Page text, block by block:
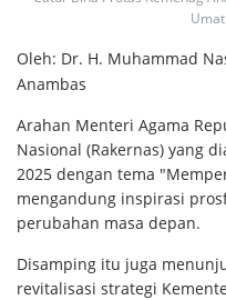
Oleh: Dr. H. Muhammad
Anambas
Arahan Menteri Agama
Nasional (Rakernas) yang
2025 dengan tema
mengandung inspirasi
perubahan masa depan.
Disamping itu juga
revitalisasi strategi